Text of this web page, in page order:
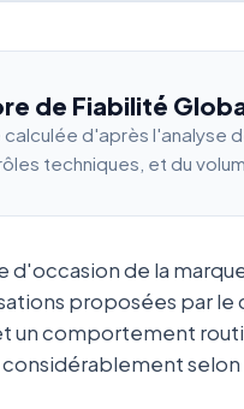
de Fiabilité
d'après l'analyse
techniques, et du
d'occasion de la
proposées par le
un comportement
considérablement